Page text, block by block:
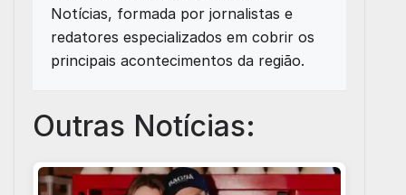
Notícias, formada por jornalistas e
redatores especializados em cobrir os
principais acontecimentos da região.
Outras Notícias: